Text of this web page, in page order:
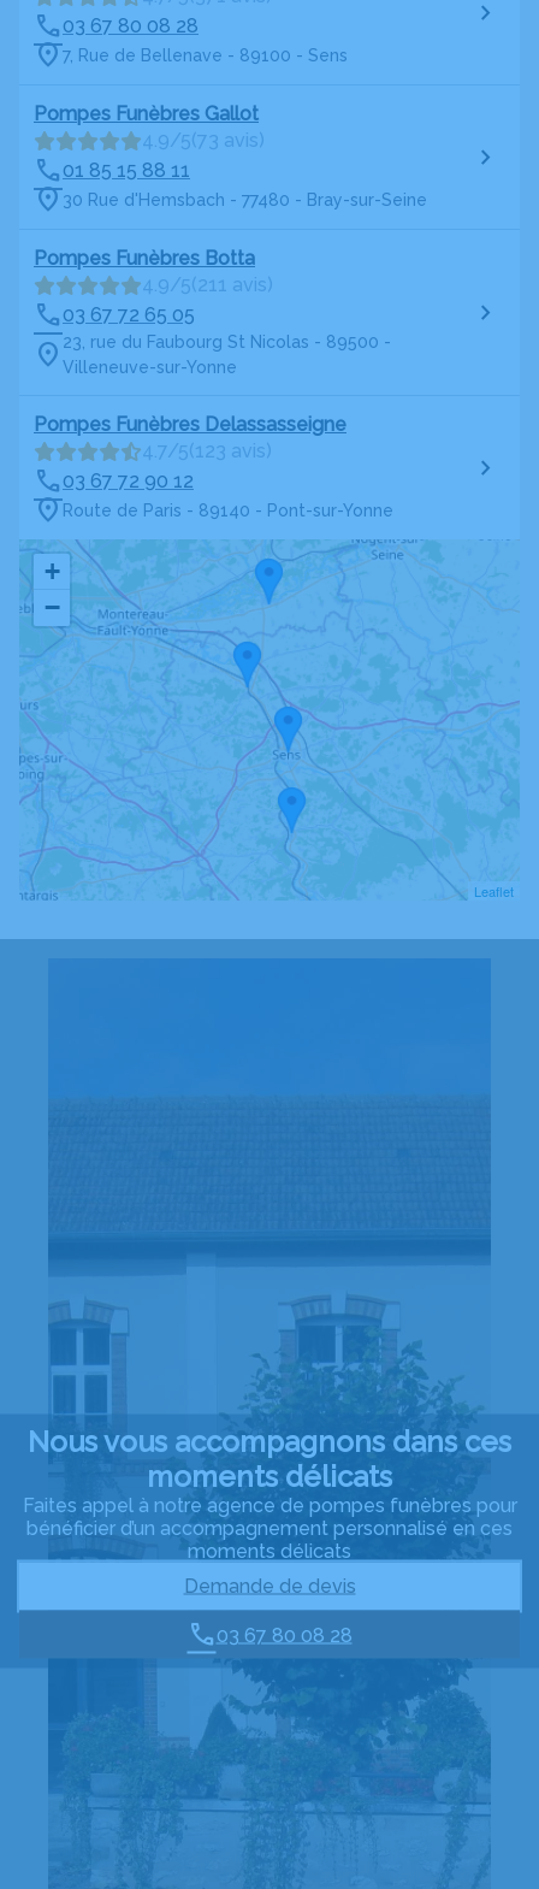
03 67 80 08 28
7, Rue de Bellenave - 89100 - Sens
Pompes Funèbres Gallot
4.9/5(73 avis)
01 85 15 88 11
30 Rue d'Hemsbach - 77480 - Bray-sur-Seine
Pompes Funèbres Botta
4.9/5(211 avis)
03 67 72 65 05
23, rue du Faubourg St Nicolas - 89500 -
Villeneuve-sur-Yonne
Pompes Funèbres Delassasseigne
4.7/5(123 avis)
03 67 72 90 12
Route de Paris - 89140 - Pont-sur-Yonne
+
−
Leaflet
Nous vous accompagnons dans ces
moments délicats
Faites appel à notre agence de pompes funèbres pour
bénéficier d’un accompagnement personnalisé en ces
moments délicats
Demande de devis
03 67 80 08 28